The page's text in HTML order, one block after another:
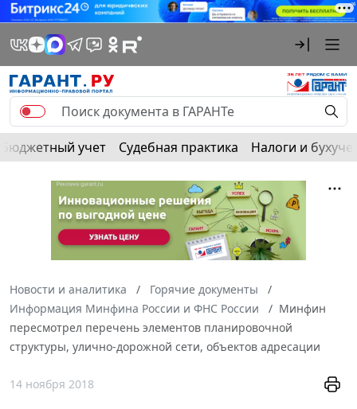
Бюджетный учет Судебная практика Налоги и
Новости и аналитика
Горячие документы
Информация Минфина России и ФНС России
Минфин
пересмотрел перечень элементов планировочной
структуры, улично-дорожной сети, объектов адресации
14 ноября 2018